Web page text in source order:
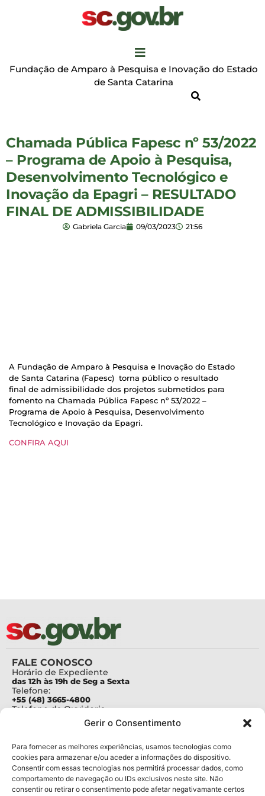
Gerir o Consentimento
Para fornecer as melhores experiências, usamos tecnologias como
cookies para armazenar e/ou aceder a informações do dispositivo.
Consentir com essas tecnologias nos permitirá processar dados, como
comportamento de navegação ou IDs exclusivos neste site. Não
consentir ou retirar o consentimento pode afetar negativamante certos
Fundação de Amparo à Pesquisa e Inovação do Estado
de Santa Catarina
Chamada Pública Fapesc nº 53/2022
– Programa de Apoio à Pesquisa,
Desenvolvimento Tecnológico e
Inovação da Epagri – RESULTADO
FINAL DE ADMISSIBILIDADE
Gabriela Garcia 09/03/2023 21:56
A Fundação de Amparo à Pesquisa e Inovação do Estado
de Santa Catarina (Fapesc) torna público o resultado
final de admissibilidade dos projetos submetidos para
fomento na Chamada Pública Fapesc nº 53/2022 –
Programa de Apoio à Pesquisa, Desenvolvimento
Tecnológico e Inovação da Epagri.
CONFIRA AQUI
FALE CONOSCO
Horário de Expediente
das 12h às 19h de Seg a Sexta
Telefone:
+55 (48) 3665-4800
Telefone da Ouvidoria
Para assuntos relacionados à Pesquisa
pesquisa@fapesc.sc.gov.br
Para assuntos relacionados à Inovação
inovacao@fapesc.sc.gov.br
Para assuntos relacionados à Bolsas
bolsas@fapesc.sc.gov.br